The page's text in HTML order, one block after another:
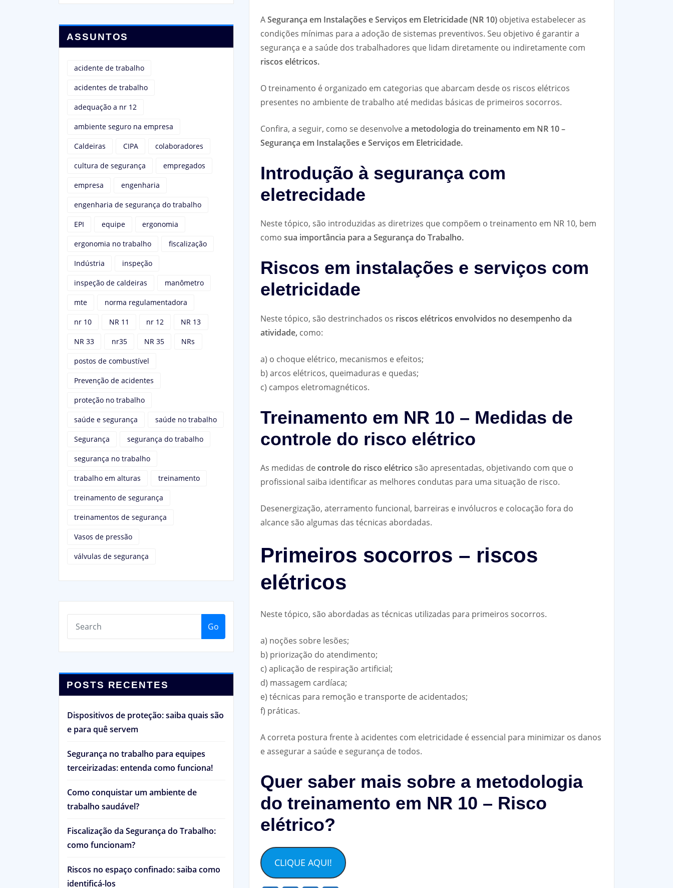
ASSUNTOS
acidente de trabalho
acidentes de trabalho
adequação a nr 12
ambiente seguro na empresa
Caldeiras CIPA colaboradores
cultura de segurança empregados
empresa engenharia
engenharia de segurança do trabalho
EPI equipe ergonomia
ergonomia no trabalho fiscalização
Indústria inspeção
inspeção de caldeiras manômetro
mte norma regulamentadora
nr 10 NR 11 nr 12 NR 13
NR 33 nr35 NR 35 NRs
postos de combustível
Prevenção de acidentes
proteção no trabalho
saúde e segurança saúde no trabalho
Segurança segurança do trabalho
segurança no trabalho
trabalho em alturas treinamento
treinamento de segurança
treinamentos de segurança
Vasos de pressão
válvulas de segurança
Go
POSTS RECENTES
Dispositivos de proteção: saiba quais são
e para quê servem
Segurança no trabalho para equipes
terceirizadas: entenda como funciona!
Como conquistar um ambiente de
trabalho saudável?
Fiscalização da Segurança do Trabalho:
como funcionam?
Riscos no espaço confinado: saiba como
identificá-los
ASegurança em Instalações e Serviços em Eletricidade (NR 10) objetiva estabelecer as
condições mínimas para a adoção de sistemas preventivos. Seu objetivo é garantir a
segurança e a saúde dos trabalhadores que lidam diretamente ou indiretamente com
riscos elétricos.
O treinamento é organizado em categorias que abarcam desde os riscos elétricos
presentes no ambiente de trabalho até medidas básicas de primeiros socorros.
Confira, a seguir, como se desenvolvea metodologia do treinamento em NR 10 –
Segurança em Instalações e Serviços em Eletricidade.
Introdução à segurança com
eletrecidade
Neste tópico, são introduzidas as diretrizes que compõem o treinamento em NR 10, bem
como sua importância para a Segurança do Trabalho.
Riscos em instalações e serviços com
eletricidade
Neste tópico, são destrinchados os riscos elétricos envolvidos no desempenho da
atividade, como:
a) o choque elétrico, mecanismos e efeitos;
b) arcos elétricos, queimaduras e quedas;
c) campos eletromagnéticos.
Treinamento em NR 10 – Medidas de
controle do risco elétrico
As medidas decontrole do risco elétrico são apresentadas, objetivando com que o
profissional saiba identificar as melhores condutas para uma situação de risco.
Desenergização, aterramento funcional, barreiras e invólucros e colocação fora do
alcance são algumas das técnicas abordadas.
Primeiros socorros – riscos
elétricos
Neste tópico, são abordadas as técnicas utilizadas para primeiros socorros.
a) noções sobre lesões;
b) priorização do atendimento;
c) aplicação de respiração artificial;
d) massagem cardíaca;
e) técnicas para remoção e transporte de acidentados;
f) práticas.
A correta postura frente à acidentes com eletricidade é essencial para minimizar os danos
e assegurar a saúde e segurança de todos.
Quer saber mais sobre a metodologia
do treinamento em NR 10 – Risco
elétrico?
CLIQUE AQUI!